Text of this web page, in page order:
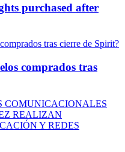
purchased after
comprados tras